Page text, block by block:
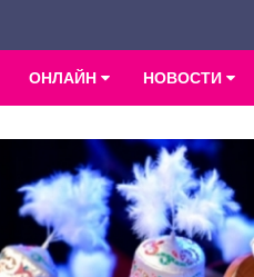
ОНЛАЙН НОВОСТИ